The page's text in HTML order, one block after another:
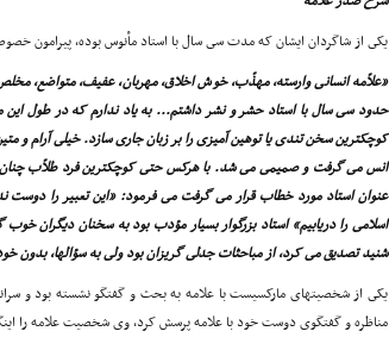
یکى از شاگردان ایشان که مدت سى سال با استاد مأنوس بوده، پیرامون
«علاّمه انسانى وارسته، مهذّب، خوش اخلاق، مهربان، عفیف، متواضع،
حدود سى سال با استاد حشر و نشر داشتم... به یاد ندارم که در طول
کوچکترین سخن تندى یا توهین آمیزى را بر زبان جارى سازد. خیلى آرام و
انس مى گرفت و صمیمى مى شد. با هرکس حتى کوچکترین فرد طلاّب
عنوان استاد مورد خطاب قرار مى گرفت مى فرمود: «این تعبیر را دوست
اسلامى را دریابیم» استاد بزرگوار بسیار مؤدب بود به سخنان
شنید تصدیق مى کرد، از مباحثات جدلى گریزان بود ولى به سؤالها، بدون
یکى از شخصیتهاى مارکسیست با علامه به بحث و گفتگو نشسته بود و
مناظره و گفتگوى دوست خود با علامه پرسش کرد، وى شخصیت علامه را